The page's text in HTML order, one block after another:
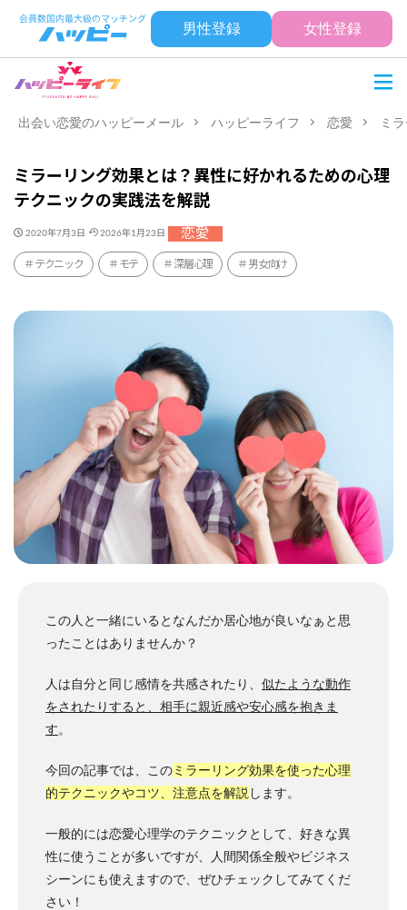
男性登録 女性登録
出会い恋愛のハッピーメール ハッピーライフ 恋愛 ミ
ミラーリング効果とは？異性に好かれるための心理
テクニックの実践法を解説
2020年7月3日 2026年1月23日 恋愛
テクニック モテ 深層心理 男女向け
この人と一緒にいるとなんだか居心地が良いなぁと思
ったことはありませんか？
人は自分と同じ感情を共感されたり、 似たような動作
をされたりすると、相手に親近感や安心感を抱きま
す。
今回の記事では、このミラーリング効果を使った心理
的テクニックやコツ、注意点を解説 します。
一般的には恋愛心理学のテクニックとして、好きな異
性に使うことが多いですが、人間関係全般やビジネス
シーンにも使えますので、ぜひチェックしてみてくだ
さい！